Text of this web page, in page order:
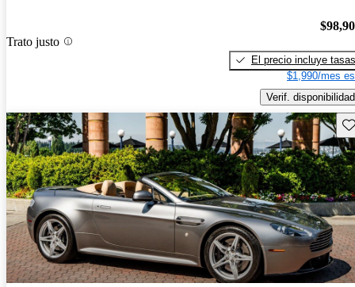
Trato justo
El precio incluye tasas
$1,990/mes
Verif. disponibilidad